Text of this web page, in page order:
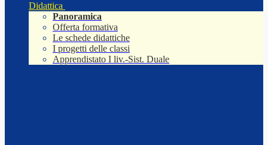
Didattica
Panoramica
Offerta formativa
Le schede didattiche
I progetti delle classi
Apprendistato I liv.-Sist. Duale